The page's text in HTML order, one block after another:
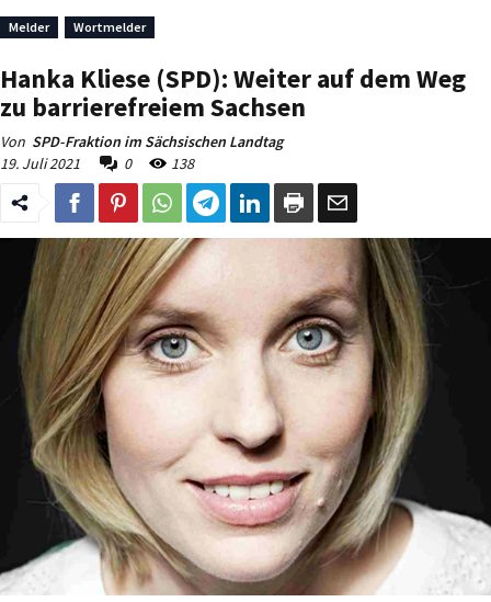
Melder Wortmelder
Hanka Kliese (SPD): Weiter auf dem Weg
zu barrierefreiem Sachsen
Von SPD-Fraktion im Sächsischen Landtag
19. Juli 2021
0 138